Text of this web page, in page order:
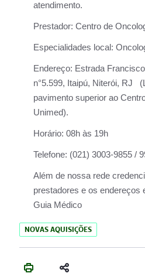
atendimento.
Prestador: Centro de
Especialidades local:
Endereço: Estrada
n°5.599, Itaipú, Niterói, RJ
pavimento superior ao
Unimed).
Horário: 08h às 19h
Telefone: (021) 3003-9855 /
Além de nossa rede
prestadores e os endereços
Guia Médico
NOVAS AQUISIÇÕES